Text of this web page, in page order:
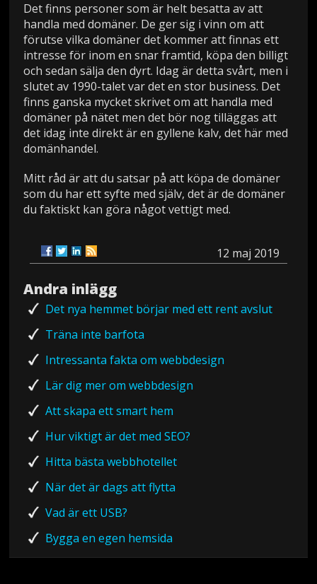
Det finns personer som är helt besatta av att
handla med domäner. De ger sig i vinn om att
förutse vilka domäner det kommer att finnas ett
intresse för inom en snar framtid, köpa den billigt
och sedan sälja den dyrt. Idag är detta svårt, men i
slutet av 1990-talet var det en stor business. Det
finns ganska mycket skrivet om att handla med
domäner på nätet men det bör nog tilläggas att
det idag inte direkt är en gyllene kalv, det här med
domänhandel.
Mitt råd är att du satsar på att köpa de domäner
som du har ett syfte med själv, det är de domäner
du faktiskt kan göra något vettigt med.
12 maj 2019
Andra inlägg
Det nya hemmet börjar med ett rent avslut
Träna inte barfota
Intressanta fakta om webbdesign
Lär dig mer om webbdesign
Att skapa ett smart hem
Hur viktigt är det med SEO?
Hitta bästa webbhotellet
När det är dags att flytta
Vad är ett USB?
Bygga en egen hemsida